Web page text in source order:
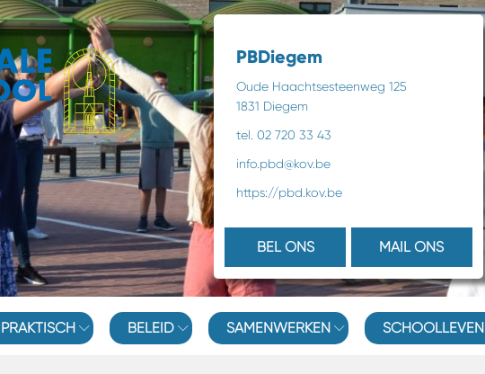
PBDiegem
Oude Haachtsesteenweg 125
1831 Diegem
tel. 02 720 33 43
info.pbd@kov.be
https://pbd.kov.be
BEL ONS MAIL ONS
PRAKTISCH BELEID SAMENWERKEN SCHOOLLEVEN